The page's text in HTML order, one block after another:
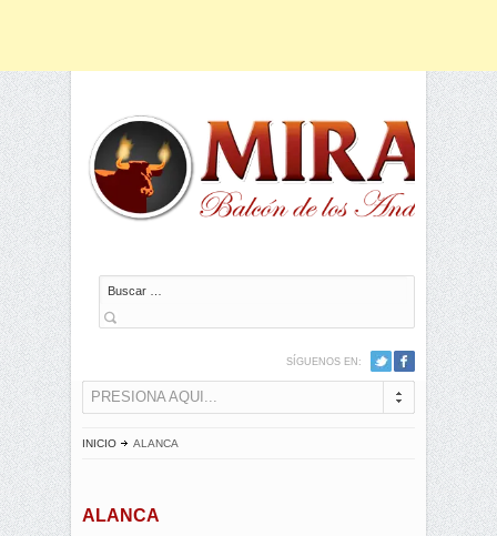
Buscar
SÍGUENOS EN:
PRESIONA AQUI...
INICIO ALANCA
ALANCA